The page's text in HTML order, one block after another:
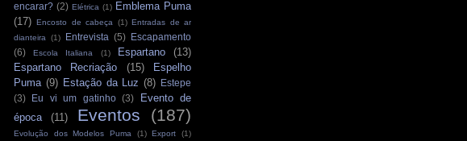
encarar? (2) Elétrica (1) Emblema Puma
(17) Encosto de cabeça (1) Entradas de ar
dianteira (1) Entrevista (5)
Escapamento
(6)
Escola Italiana (1) Espartano
(13)
Espartano Recriação
(15)
Espelho
Puma (9) Estação da Luz (8)
Estepe
(3)
Eu vi um gatinho (3)
Evento de
época
(11) Eventos (187)
Evolução dos Modelos Puma (1) Export (1)